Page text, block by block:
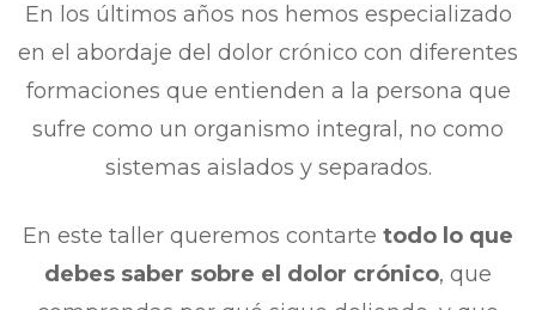
En los últimos años nos hemos especializado
en el abordaje del dolor crónico con diferentes
formaciones que entienden a la persona que
sufre como un organismo integral, no como
sistemas aislados y separados.
En este taller queremos contarte todo lo que
debes saber sobre el dolor crónico, que